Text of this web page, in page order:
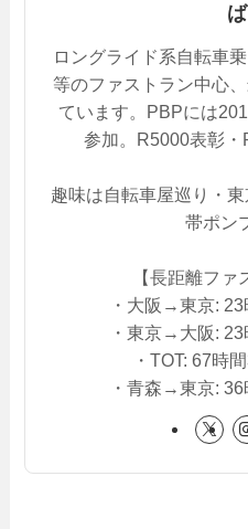
ロングライド系自転車
等のファストラン中心
ています。PBPには
参加。R5000表彰・
趣味は自転車屋巡り・
帯ポン
【長距離ファ
・大阪→東京:
・東京→大阪:
・TOT: 67時
・青森→東京: